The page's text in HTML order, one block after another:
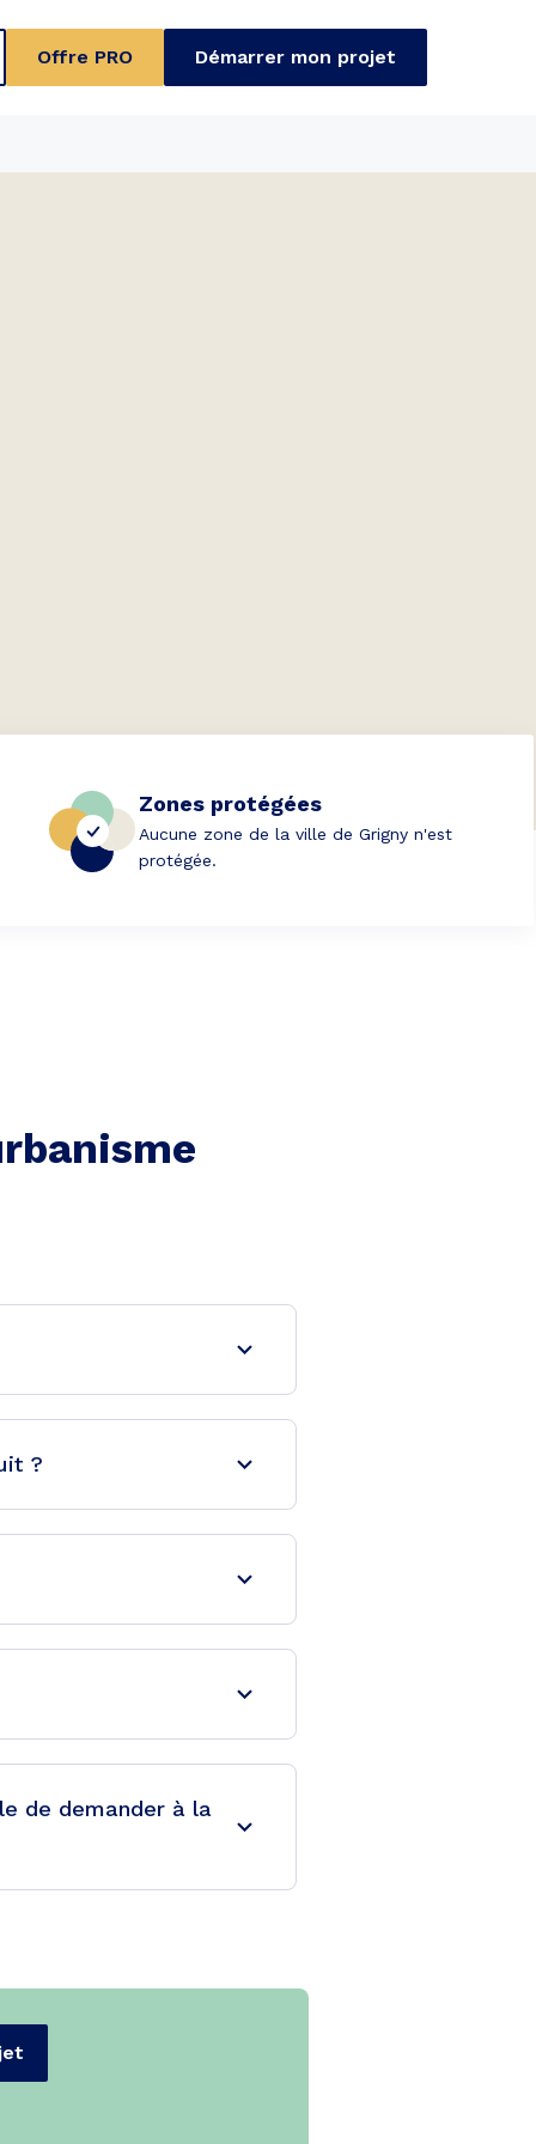
Offre PRO Démarrer mon projet
Zones protégées
Aucune zone de la ville de Grigny n'est
protégée.
?
de demander à la